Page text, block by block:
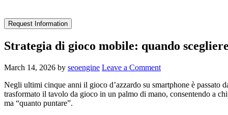
Request Information
Strategia di gioco mobile: quando
March 14, 2026 by seoengine Leave a Comment
Negli ultimi cinque anni il gioco d’azzardo su smartphone è passato
trasformato il tavolo da gioco in un palmo di mano, consentendo a
ma “quanto puntare”.